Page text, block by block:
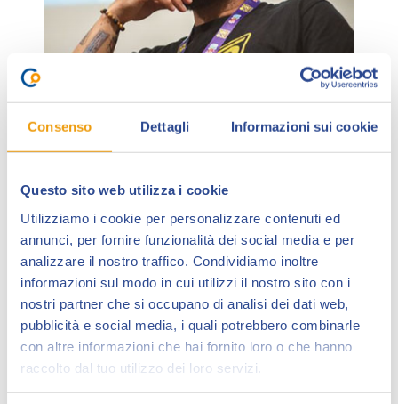
Consenso Dettagli Informazioni sui cookie
Questo sito web utilizza i cookie
Utilizziamo i cookie per personalizzare contenuti ed
annunci, per fornire funzionalità dei social media e per
analizzare il nostro traffico. Condividiamo inoltre
informazioni sul modo in cui utilizzi il nostro sito con i
nostri partner che si occupano di analisi dei dati web,
pubblicità e social media, i quali potrebbero combinarle
con altre informazioni che hai fornito loro o che hanno
raccolto dal tuo utilizzo dei loro servizi.
Comicsdal 2009, Marco Rizzoè tra gli autori italiani
di punta nel filone del “graphic journalism”.
Tra i pochissimi sceneggiatori non anglosassoni al
lavoro per Marvel , ha scritto fumetti di Spider-Man
(The New Adventures of Spider-Man, con Steve Foxe,
Claudio Sciarrone e altri) e dei “mini-comics” di
Deadpool (disegnati di Matteo Lolli) per l’album di
figurine ufficiale del 2024.